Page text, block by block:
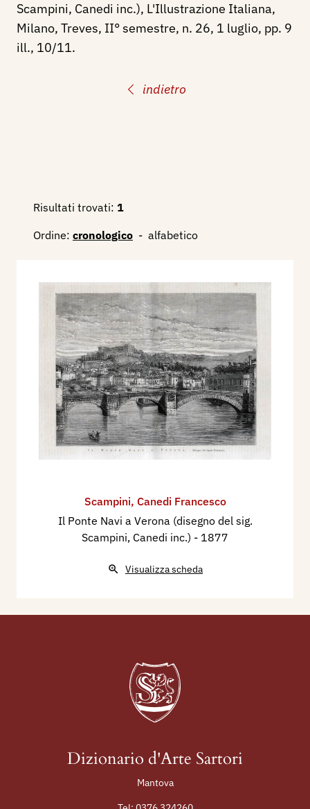
indietro
Scampini, Canedi inc.), L'Illustrazione Italiana,
Milano, Treves, II° semestre, n. 26, 1 luglio, pp. 9
ill., 10/11.
Risultati trovati: 1
Ordine: cronologico - alfabetico
Scampini, Canedi Francesco
Il Ponte Navi a Verona (disegno del sig.
Scampini, Canedi inc.) - 1877
Visualizza scheda
Dizionario d'Arte Sartori
Mantova